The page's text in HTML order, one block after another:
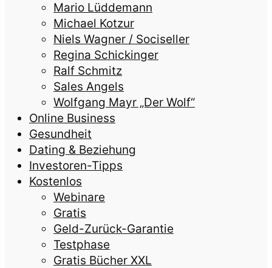
Mario Lüddemann
Michael Kotzur
Niels Wagner / Sociseller
Regina Schickinger
Ralf Schmitz
Sales Angels
Wolfgang Mayr „Der Wolf“
Online Business
Gesundheit
Dating & Beziehung
Investoren-Tipps
Kostenlos
Webinare
Gratis
Geld-Zurück-Garantie
Testphase
Gratis Bücher XXL